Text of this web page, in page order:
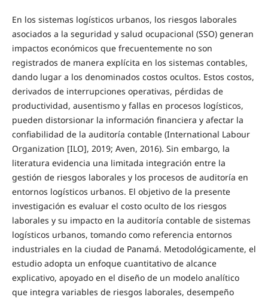
En los sistemas logísticos urbanos, los riesgos laborales
asociados a la seguridad y salud ocupacional (SSO) generan
impactos económicos que frecuentemente no son
registrados de manera explícita en los sistemas contables,
dando lugar a los denominados costos ocultos. Estos costos,
derivados de interrupciones operativas, pérdidas de
productividad, ausentismo y fallas en procesos logísticos,
pueden distorsionar la información financiera y afectar la
confiabilidad de la auditoría contable (International Labour
Organization [ILO], 2019; Aven, 2016). Sin embargo, la
literatura evidencia una limitada integración entre la
gestión de riesgos laborales y los procesos de auditoría en
entornos logísticos urbanos. El objetivo de la presente
investigación es evaluar el costo oculto de los riesgos
laborales y su impacto en la auditoría contable de sistemas
logísticos urbanos, tomando como referencia entornos
industriales en la ciudad de Panamá. Metodológicamente, el
estudio adopta un enfoque cuantitativo de alcance
explicativo, apoyado en el diseño de un modelo analítico
que integra variables de riesgos laborales, desempeño